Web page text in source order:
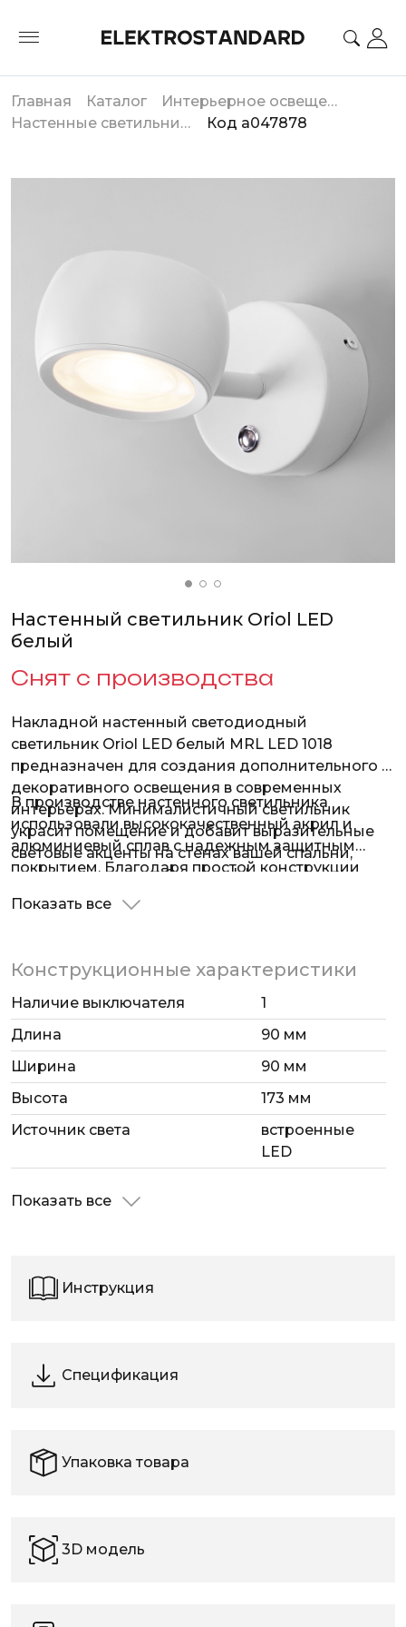
Главная Каталог
Интерьерное освещение
Настенные светильники
Код a047878
Настенный светильник Oriol LED
белый
Снят с производства
Накладной настенный светодиодный
светильник Oriol LED белый MRL LED 1018
предназначен для создания дополнительного и
декоративного освещения в современных
интерьерах. Минималистичный светильник
украсит помещение и добавит выразительные
световые акценты на стенах вашей спальни,
комнаты или кухни. Энергоэффективные
светодиоды мощностью 12 Вт образуют
В производстве настенного светильника
использовали высококачественный акрил и
алюминиевый сплав с надежным защитным
покрытием. Благодаря простой конструкции
светильник легко монтируется на любые типы
Показать все
Конструкционные характеристики
Наличие выключателя
1
Длина
90 мм
Ширина
90 мм
Высота
173 мм
Источник света
встроенные
LED
Показать все
Инструкция
Спецификация
Упаковка товара
3D модель